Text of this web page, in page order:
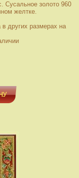
Сусальное золото 960
желтке.
других размерах на